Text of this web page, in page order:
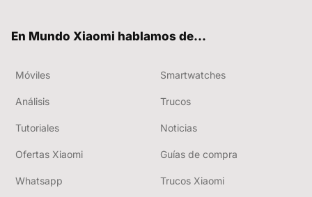
En Mundo Xiaomi hablamos de...
Móviles Smartwatches
Análisis Trucos
Tutoriales Noticias
Ofertas Xiaomi Guías de compra
Whatsapp Trucos Xiaomi